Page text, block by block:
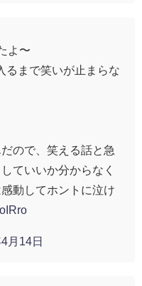
よ〜
るまで笑いが止まらな
ので、笑える話と急
ていいか分からなく
動してホントに泣け
月14日